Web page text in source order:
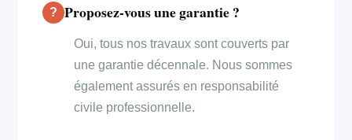
Proposez-vous une garantie ?
Oui, tous nos travaux sont couverts par
une garantie décennale. Nous sommes
également assurés en responsabilité
civile professionnelle.